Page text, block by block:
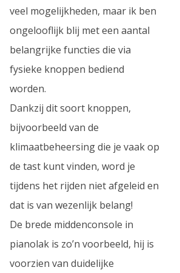
veel mogelijkheden, maar ik ben
ongelooflijk blij met een aantal
belangrijke functies die via
fysieke knoppen bediend
worden.
Dankzij dit soort knoppen,
bijvoorbeeld van de
klimaatbeheersing die je vaak op
de tast kunt vinden, word je
tijdens het rijden niet afgeleid en
dat is van wezenlijk belang!
De brede middenconsole in
pianolak is zo’n voorbeeld, hij is
voorzien van duidelijke